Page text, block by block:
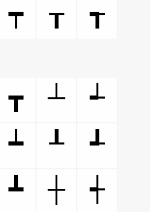
┯ ┰ ┱
┳ ┴
┵
┷ ┸
┹
┻ ┼ ┽